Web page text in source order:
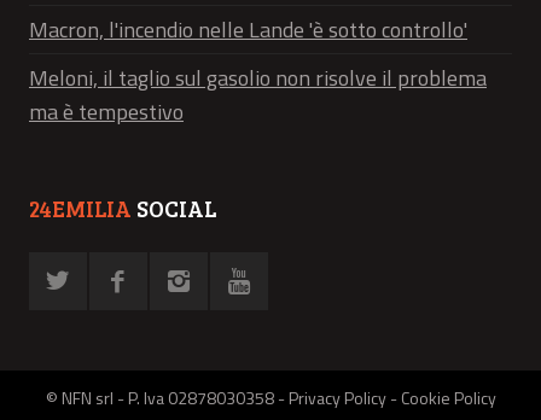
Macron, l'incendio nelle Lande 'è sotto controllo'
Meloni, il taglio sul gasolio non risolve il problema
ma è tempestivo
24EMILIA SOCIAL
© NFN srl - P. Iva 02878030358 -Privacy Policy-Cookie Policy